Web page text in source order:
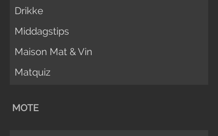
Drikke
Middagstips
Maison Mat & Vin
Matquiz
MOTE